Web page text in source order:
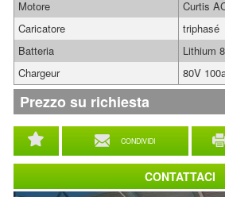
CONDIVIDI
Motore
Curtis
Caricatore
triphasé
Batteria
Lithium
Chargeur
80V
Prezzo su richiesta
CONTATTACI